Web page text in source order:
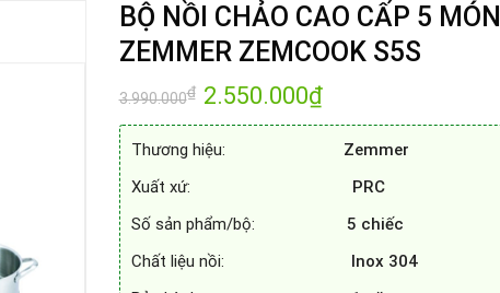
BỘ NỒI CHẢO CAO CẤP 5 MÓN
ZEMMER ZEMCOOK S5S
3.990.000₫ Giá
gốc
là:
2.550.000₫Giá
hiện
tại
2.550.000₫.
Thương hiệu: Zemmer
Xuất xứ:
PRC
Số sản phẩm/bộ: 5 chiếc
Chất liệu nồi: Inox 304